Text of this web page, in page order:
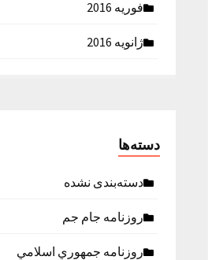
فوریه 2016
ژانویه 2016
دسته‌ها
دسته‌بندی نشده
روزنامه جام جم
روزنامه جمهوري اسلامي